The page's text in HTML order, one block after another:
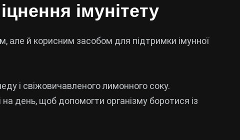
імунітету
але й корисним засобом для підтримки імунної
і свіжовичавленого лимонного соку.
на день, щоб допомогти організму боротися із